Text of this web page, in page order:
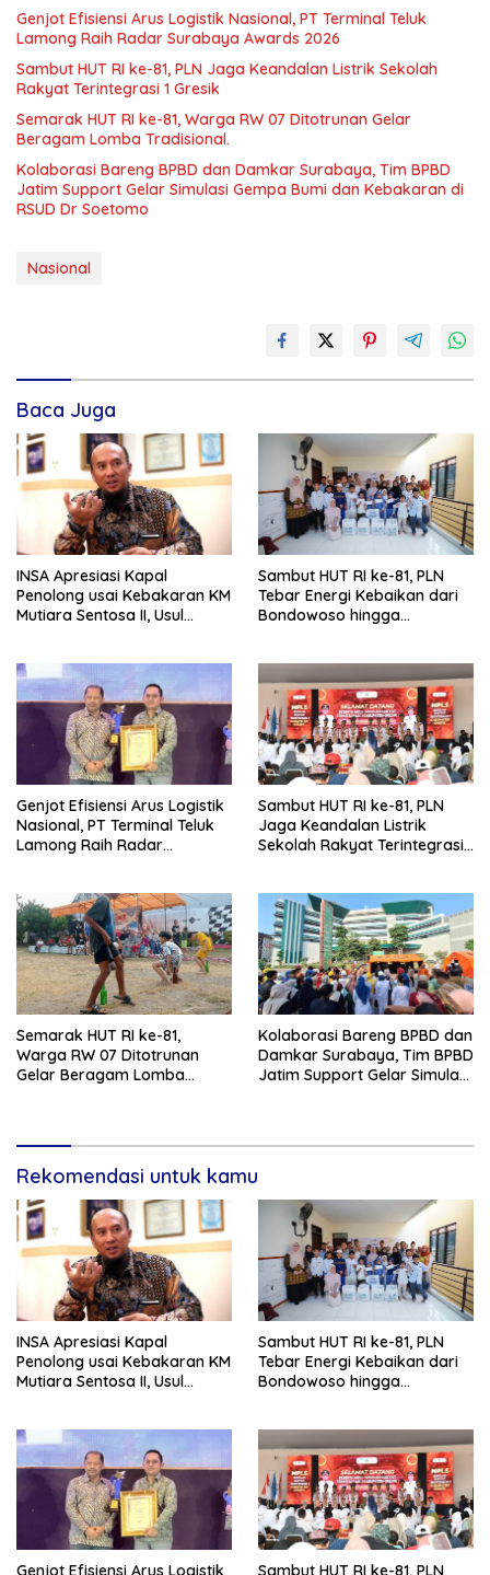
Genjot Efisiensi Arus Logistik Nasional, PT Terminal Teluk
Lamong Raih Radar Surabaya Awards 2026
Sambut HUT RI ke-81, PLN Jaga Keandalan Listrik Sekolah
Rakyat Terintegrasi 1 Gresik
Semarak HUT RI ke-81, Warga RW 07 Ditotrunan Gelar
Beragam Lomba Tradisional.
Kolaborasi Bareng BPBD dan Damkar Surabaya, Tim BPBD
Jatim Support Gelar Simulasi Gempa Bumi dan Kebakaran di
RSUD Dr Soetomo
Nasional
Baca Juga
INSA Apresiasi Kapal
Penolong usai Kebakaran KM
Mutiara Sentosa II, Usul
Sambut HUT RI ke-81, PLN
Tebar Energi Kebaikan dari
Bondowoso hingga
Genjot Efisiensi Arus Logistik
Nasional, PT Terminal Teluk
Lamong Raih Radar
Sambut HUT RI ke-81, PLN
Jaga Keandalan Listrik
Sekolah Rakyat Terintegrasi 1
Semarak HUT RI ke-81,
Warga RW 07 Ditotrunan
Gelar Beragam Lomba
Kolaborasi Bareng BPBD dan
Damkar Surabaya, Tim BPBD
Jatim Support Gelar Simulasi
Rekomendasi untuk kamu
INSA Apresiasi Kapal
Penolong usai Kebakaran KM
Mutiara Sentosa II, Usul
Sambut HUT RI ke-81, PLN
Tebar Energi Kebaikan dari
Bondowoso hingga
Genjot Efisiensi Arus Logistik Sambut HUT RI ke-81, PLN